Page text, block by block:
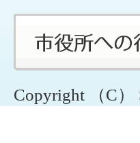
Copyright （C）